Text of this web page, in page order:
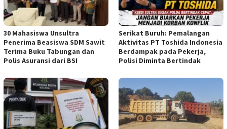
30 Mahasiswa Unsultra
Penerima Beasiswa SDM Sawit
Terima Buku Tabungan dan
Polis Asuransi dari BSI
Serikat Buruh: Pemalangan
Aktivitas PT Toshida Indonesia
Berdampak pada Pekerja,
Polisi Diminta Bertindak